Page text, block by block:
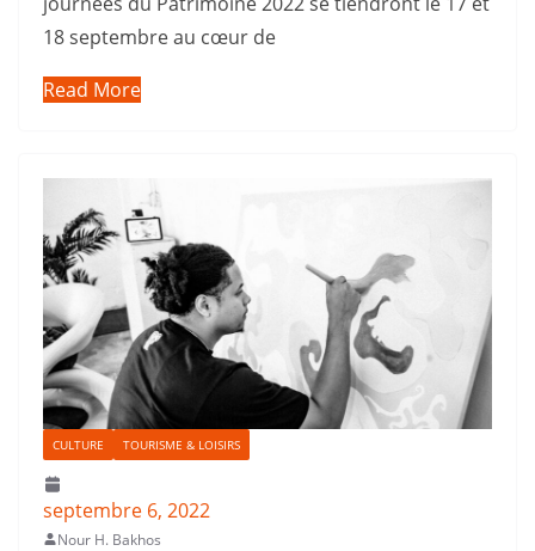
18 septembre au cœur de
Read More
CULTURE TOURISME & LOISIRS
septembre 6, 2022
Nour H. Bakhos